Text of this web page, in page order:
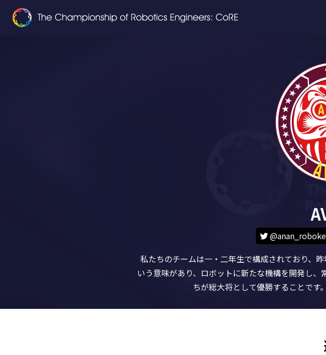
私たちのチームは一・二年生で構成されており、
いう意味があり、ロボットに新たな機構を開発し
ちが総大将として優勝することです